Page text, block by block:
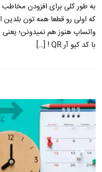
به طور کلی برای افزودن
که اولی رو قطعا همه تون بلدین
واتساپ هنوز هم نمیدونن؛
با کد کیو آر QR ! […]